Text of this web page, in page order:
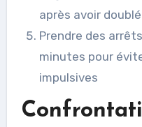
après avoir
Prendre des
minutes pour
impulsives